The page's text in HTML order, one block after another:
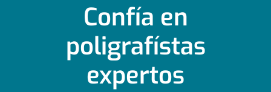
Confía en
poligrafístas
expertos